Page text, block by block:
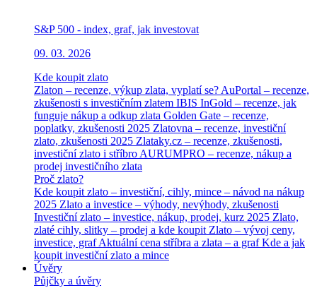
S&P 500 - index, graf, jak investovat
09. 03. 2026
Kde koupit zlato
Zlaton – recenze, výkup zlata, vyplatí se? AuPortal – recenze,
zkušenosti s investičním zlatem IBIS InGold – recenze, jak
funguje nákup a odkup zlata Golden Gate – recenze,
poplatky, zkušenosti 2025 Zlatovna – recenze, investiční
zlato, zkušenosti 2025 Zlataky.cz – recenze, zkušenosti,
investiční zlato i stříbro AURUMPRO – recenze, nákup a
prodej investičního zlata
Proč zlato?
Kde koupit zlato – investiční, cihly, mince – návod na nákup
2025 Zlato a investice – výhody, nevýhody, zkušenosti
Investiční zlato – investice, nákup, prodej, kurz 2025 Zlato,
zlaté cihly, slitky – prodej a kde koupit Zlato – vývoj ceny,
investice, grafAktuální cena stříbra a zlata – a grafKde a jak
koupit investiční zlato a mince
Úvěry
Půjčky a úvěry